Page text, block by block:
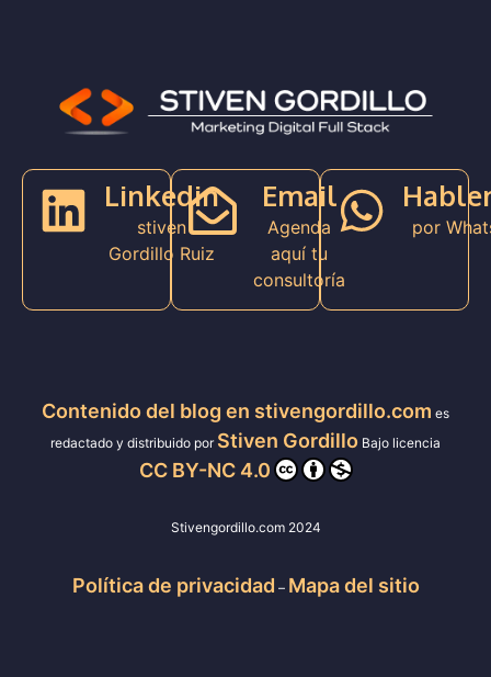
Linkedin
stiven
Gordillo Ruiz
Email
Agenda
aquí tu
consultoría
por
Contenido del blog en stivengordillo.com es
redactado y distribuido por Stiven Gordillo Bajo licencia
CC BY-NC 4.0
Stivengordillo.com 2024
Política de privacidad – Mapa del sitio